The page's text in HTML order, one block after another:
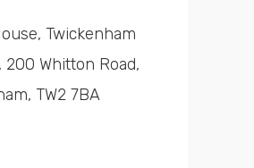
Twickenham
200 Whitton Road,
TW2 7BA